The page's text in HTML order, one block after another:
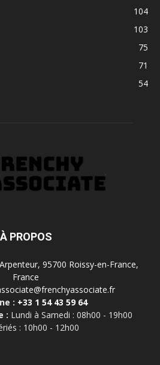
104
103
75
71
54
À PROPOS
95700 Roissy-en-France,
France
: +33 1 54 43 59 64
: Lundi à Samedi : 08h00 - 19h00
: 10h00 - 12h00